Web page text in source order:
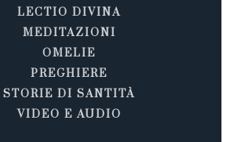
LECTIO DIVINA
MEDITAZIONI
OMELIE
PREGHIERE
STORIE DI SANTITÀ
VIDEO E AUDIO